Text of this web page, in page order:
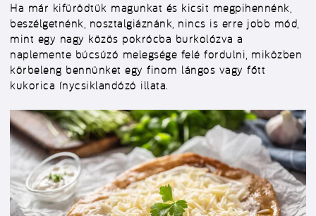
Ha már kifürödtük magunkat és kicsit megpihennénk,
beszélgetnénk, nosztalgiáznánk, nincs is erre jobb mód,
mint egy nagy közös pokrócba burkolózva a
naplemente búcsúzó melegsége felé fordulni, miközben
körbeleng bennünket egy finom lángos vagy főtt
kukorica ínycsiklandózó illata.